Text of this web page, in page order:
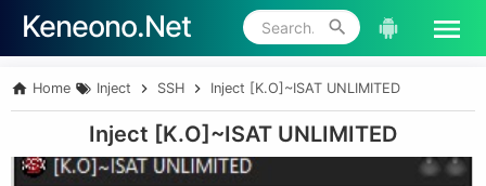
Skip to main content
Keneono.Net
Home Inject SSH Inject [K.O]~ISAT UNLIMITED
Inject [K.O]~ISAT UNLIMITED